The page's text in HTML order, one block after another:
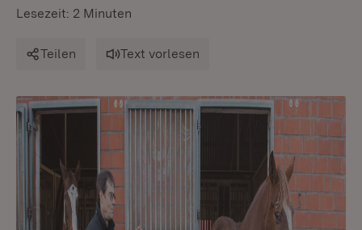
Lesezeit: 2 Minuten
Teilen Text vorlesen